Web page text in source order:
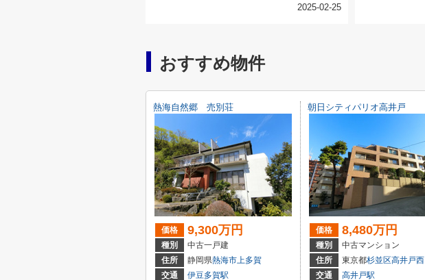
2025-02-25
おすすめ物件
熱海自然郷 売別荘
価格 9,300万円
種別
中古一戸建
住所
静岡県熱海市 上多賀
交通
伊豆多賀駅
朝日シティパリオ高井戸
価格 8,480万円
種別
中古マンション
住所
東京都杉並区高井戸西
交通
高井戸駅